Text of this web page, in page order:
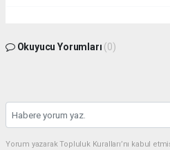
Okuyucu Yorumları (0)
Yorum yazarak Topluluk Kuralları’nı kabul